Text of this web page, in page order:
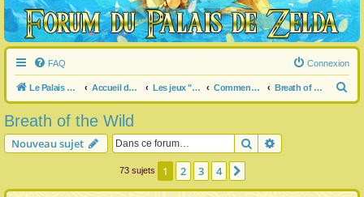
FAQ Connexion
Le Palais de Zelda Accueil du forum Les jeux "Legend of Zelda" Commentaire / question générale / info sur un jeu Breath of the Wild
e
Breath of the Wild
Nouveau sujet Rechercher
73 sujets 1 2 3 4